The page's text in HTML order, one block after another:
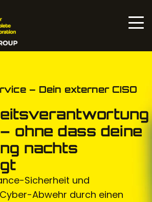
– Dein externer CISO
ohne dass deine
nachts
Sicherheit und
Abwehr durch einen